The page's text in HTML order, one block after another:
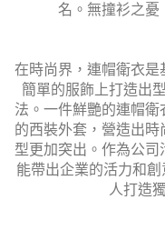
名。無撞衫之憂
在時尚界，連帽衛衣
簡單的服飾上打造出
法。一件鮮艷的連帽
的西裝外套，營造出
型更加突出。作為公
能帶出企業的活力和
人打造